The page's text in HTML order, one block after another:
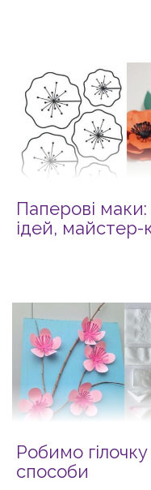
Паперові маки:
ідей, майстер-
Робимо
способи